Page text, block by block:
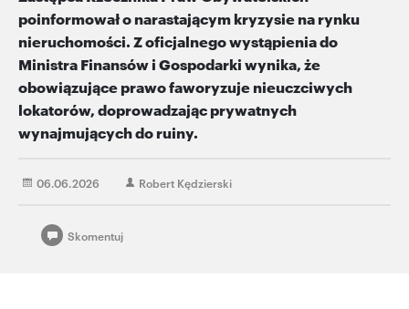
poinformował o narastającym kryzysie na rynku
nieruchomości. Z oficjalnego wystąpienia do
Ministra Finansów i Gospodarki wynika, że
obowiązujące prawo faworyzuje nieuczciwych
lokatorów, doprowadzając prywatnych
wynajmujących do ruiny.
06.06.2026 Robert Kędzierski
Skomentuj